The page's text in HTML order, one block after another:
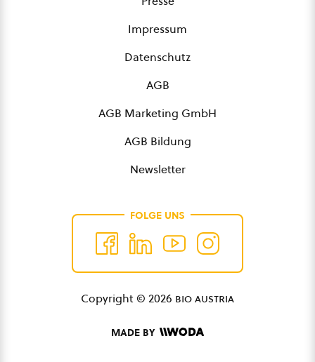
Impressum
Datenschutz
AGB
AGB Marketing GmbH
AGB Bildung
Newsletter
FOLGE UNS
Copyright © 2026 bio austria
MADE BY